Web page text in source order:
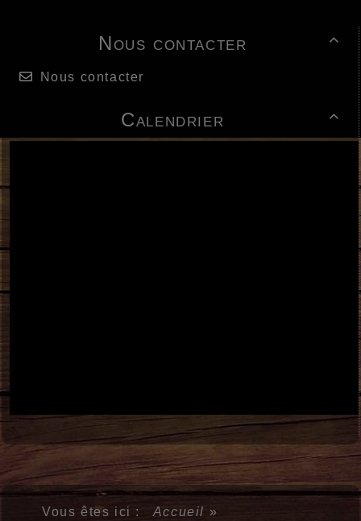

Nous contacter
Nous contacter

Calendrier
Vous êtes ici : Accueil »